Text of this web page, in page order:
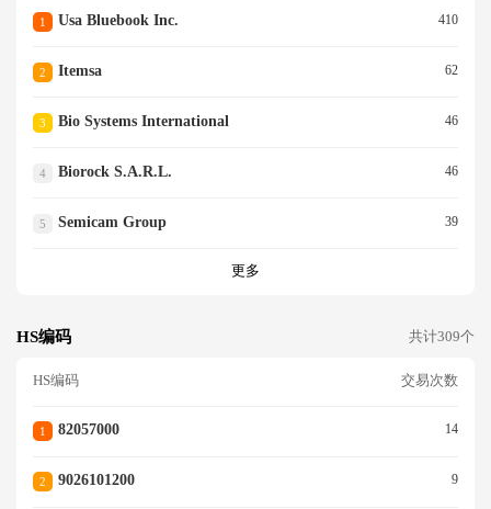
1 Usa Bluebook Inc. 410
2 Itemsa 62
3 Bio Systems International 46
4 Biorock S.a.r.l. 46
5 Semicam Group 39
更多
HS编码 共计309个
HS编码 交易次数
1 82057000 14
2 9026101200 9